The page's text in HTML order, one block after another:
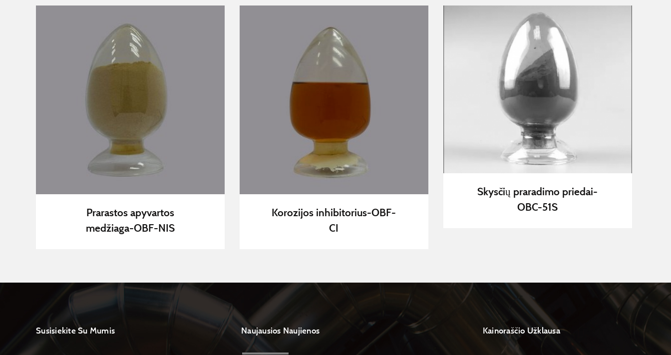
Prarastos apyvartos
medžiaga-OBF-NIS
Korozijos inhibitorius-OBF-
CI
Skysčių praradimo priedai-
OBC-51S
Susisiekite Su Mumis Naujausios Naujienos Kainoraščio Užklausa